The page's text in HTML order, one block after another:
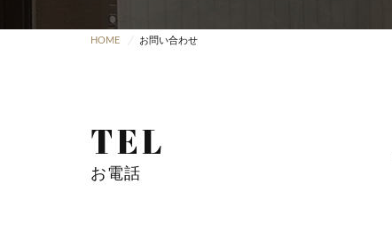
HOME お問い合わせ
TEL
お電話